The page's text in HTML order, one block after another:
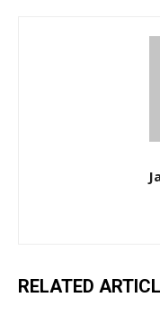
RELATED